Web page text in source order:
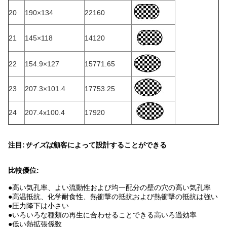
20 190×134 22160
21 145×118 14120
22 154.9×127 15771.65
23 207.3×101.4 17753.25
24 207.4x100.4 17920
注目:サイズは顧客によって設計することができる
比較優位:
●高い気孔率、よい流動性および均一配分の壁の穴の高い気孔率
●高温抵抗、化学耐食性、熱衝撃の抵抗および熱衝撃の抵抗は強い
●圧力降下は小さい
●いろいろな種類の再生に合わせることできる高いろ過効率
●低い熱拡張係数